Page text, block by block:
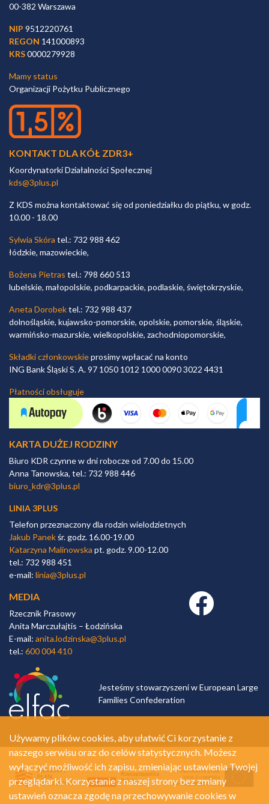
00-382 Warszawa
NIP 9512220761
REGON 141000893
KRS0000279928
Mamy status
Organizacji Pożytku Publicznego
KONTAKT DLA KÓŁ ZDR3+
Koordynatorki Działalności Społecznej
kds@3plus.pl
Z KDS można kontaktować się od poniedziałku do piątku, w godz.
10.00 - 18.00
Sylwia Skóra tel.: 732 988 462
łódzkie, mazowieckie,
Bożena Pietras tel.: 798 660 513
lubelskie, małopolskie, podkarpackie, podlaskie, świętokrzyskie,
Aneta Dorobektel.: 732 988 437
dolnośląskie, kujawsko-pomorskie, opolskie, pomorskie, śląskie,
warmińsko-mazurskie, wielkopolskie, zachodniopomorskie,
Składki członkowskieprosimy wpłacać na konto
ING Bank Śląski S. A. 97 1050 1012 1000 0090 3022 4431
Płatności obsługuje
KARTA DUŻEJ RODZINY
Biuro KDR czynne w dni robocze od 7.00 do 15.00
Anna Tanowska, tel.: 732 988 446
biuro_kdr@3plus.pl
LINIA 3PLUS
Telefon przeznaczony dla rodzin wielodzietnych
Jakub Panekśr. godz. 16.00-19.00
Katarzyna Malinowska pt. godz. 9.00-12.00
tel.: 732 988 451
e-mail: linia@3plus.pl
MEDIA
Rzecznik Prasowy
Anita Marczułajtis – Łodzińska
E-mail: anita.lodzinska@3plus.pl
tel.: 600 004 410
Facebook link
Jesteśmy stowarzyszeni w European Large
Families Confederation
Używamy plików cookies, aby ułatwić Ci korzystanie z
naszego serwisu oraz do celów statystycznych. Możesz
wyłączyć możliwość ich zapisu, zmieniając ustawienia Twojej
przeglądarki. Korzystanie z naszej strony bez zmiany
ustawień oznacza zgodę na przechowywanie cookies w